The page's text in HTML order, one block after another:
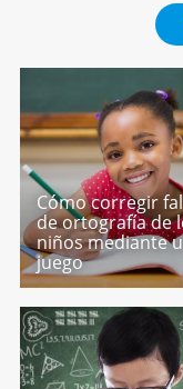
Cómo corregir
de ortografía de
niños mediante
juego